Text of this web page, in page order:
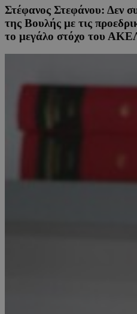
Στέφανος Στεφάνου: Δεν
της Βουλής με τις
το μεγάλο στόχο του